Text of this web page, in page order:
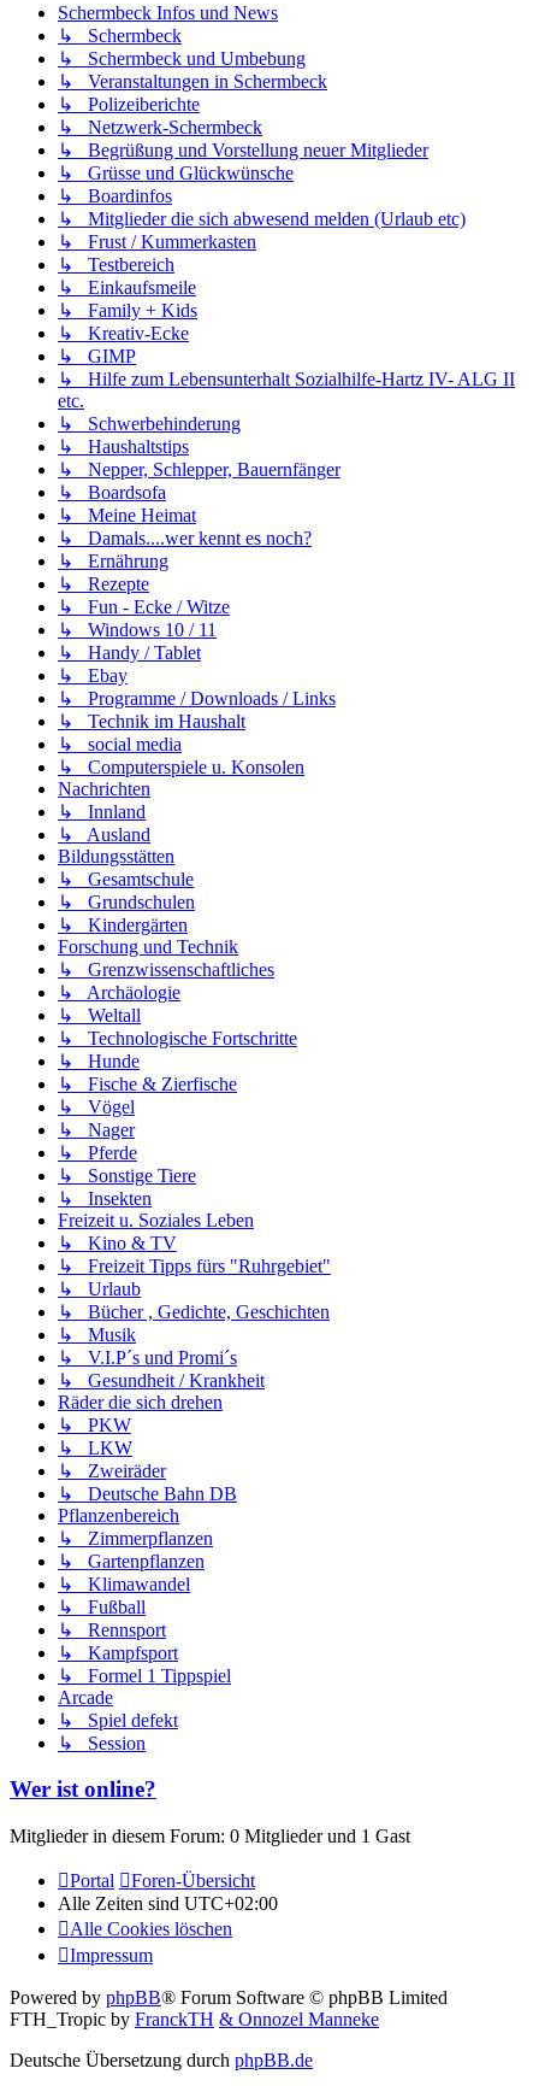
Schermbeck Infos und News
↳ Schermbeck
↳ Schermbeck und Umbebung
↳ Veranstaltungen in Schermbeck
↳ Polizeiberichte
↳ Netzwerk-Schermbeck
↳ Begrüßung und Vorstellung neuer Mitglieder
↳ Grüsse und Glückwünsche
↳ Boardinfos
↳ Mitglieder die sich abwesend melden (Urlaub etc)
↳ Frust / Kummerkasten
↳ Testbereich
↳ Einkaufsmeile
↳ Family + Kids
↳ Kreativ-Ecke
↳ GIMP
↳ Hilfe zum Lebensunterhalt Sozialhilfe-Hartz IV- ALG II
etc.
↳ Schwerbehinderung
↳ Haushaltstips
↳ Nepper, Schlepper, Bauernfänger
↳ Boardsofa
↳ Meine Heimat
↳ Damals....wer kennt es noch?
↳ Ernährung
↳ Rezepte
↳ Fun - Ecke / Witze
↳ Windows 10 / 11
↳ Handy / Tablet
↳ Ebay
↳ Programme / Downloads / Links
↳ Technik im Haushalt
↳ social media
↳ Computerspiele u. Konsolen
Nachrichten
↳ Innland
↳ Ausland
Bildungsstätten
↳ Gesamtschule
↳ Grundschulen
↳ Kindergärten
Forschung und Technik
↳ Grenzwissenschaftliches
↳ Archäologie
↳ Weltall
↳ Technologische Fortschritte
↳ Hunde
↳ Fische & Zierfische
↳ Vögel
↳ Nager
↳ Pferde
↳ Sonstige Tiere
↳ Insekten
Freizeit u. Soziales Leben
↳ Kino & TV
↳ Freizeit Tipps fürs "Ruhrgebiet"
↳ Urlaub
↳ Bücher , Gedichte, Geschichten
↳ Musik
↳ V.I.P´s und Promi´s
↳ Gesundheit / Krankheit
Räder die sich drehen
↳ PKW
↳ LKW
↳ Zweiräder
↳ Deutsche Bahn DB
Pflanzenbereich
↳ Zimmerpflanzen
↳ Gartenpflanzen
↳ Klimawandel
↳ Fußball
↳ Rennsport
↳ Kampfsport
↳ Formel 1 Tippspiel
Arcade
↳ Spiel defekt
↳ Session
Wer ist online?
Mitglieder in diesem Forum: 0 Mitglieder und 1 Gast
Portal
Foren-Übersicht
Alle Zeiten sind UTC+02:00
Alle Cookies löschen
Impressum
Powered by phpBB® Forum Software © phpBB Limited
FTH_Tropic by FranckTH & Onnozel Manneke
Deutsche Übersetzung durch phpBB.de